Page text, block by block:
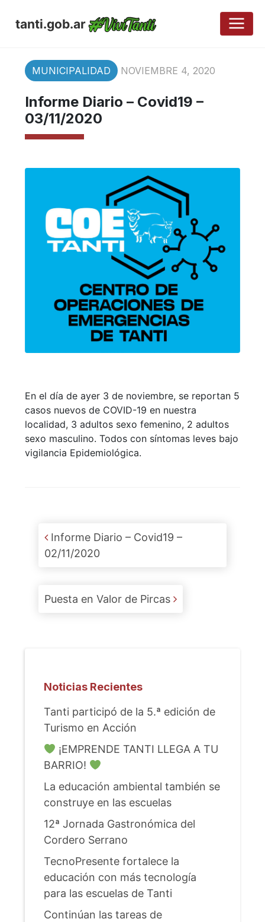
tanti.gob.ar
MUNICIPALIDAD NOVIEMBRE 4, 2020
Informe Diario – Covid19 –
03/11/2020
En el día de ayer 3 de noviembre, se reportan 5
casos nuevos de COVID-19 en nuestra
localidad, 3 adultos sexo femenino, 2 adultos
sexo masculino. Todos con síntomas leves bajo
vigilancia Epidemiológica.
Post navigation
Informe Diario – Covid19 –
02/11/2020
Puesta en Valor de Pircas
Noticias Recientes
Tanti participó de la 5.ª edición de
Turismo en Acción
¡EMPRENDE TANTI LLEGA A TU
BARRIO!
La educación ambiental también se
construye en las escuelas
12ª Jornada Gastronómica del
Cordero Serrano
TecnoPresente fortalece la
educación con más tecnología
para las escuelas de Tanti
Continúan las tareas de